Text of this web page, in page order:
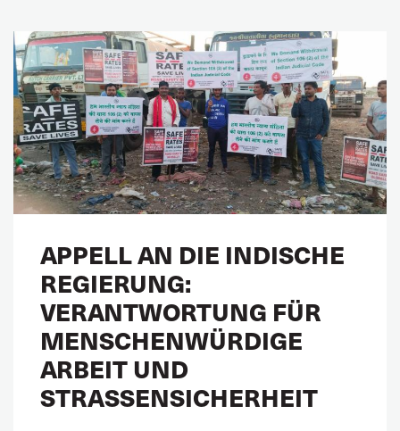
APPELL AN DIE INDISCHE
REGIERUNG:
VERANTWORTUNG FÜR
MENSCHENWÜRDIGE
ARBEIT UND
STRASSENSICHERHEIT